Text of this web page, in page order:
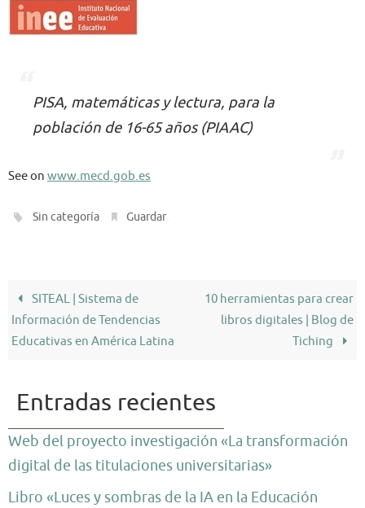
PISA, matemáticas y lectura, para la
población de 16-65 años (PIAAC)
See on www.mecd.gob.es
Sin categoría Guardar
SITEAL | Sistema de
Información de Tendencias
Educativas en América Latina
10 herramientas para crear
libros digitales | Blog de
Tiching
Entradas recientes
Web del proyecto investigación «La transformación
digital de las titulaciones universitarias»
Libro «Luces y sombras de la IA en la Educación